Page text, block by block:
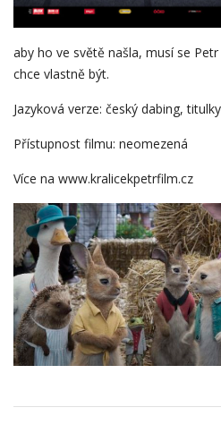
aby ho ve světě našla, musí se
chce vlastně být.
Jazyková verze: český dabing, titulky
Přístupnost filmu: neomezená
Více na www.kralicekpetrfilm.cz